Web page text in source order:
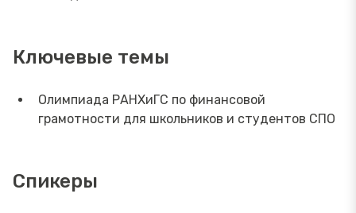
Ключевые темы
Олимпиада РАНХиГС по финансовой
грамотности для школьников и студентов СПО
Спикеры